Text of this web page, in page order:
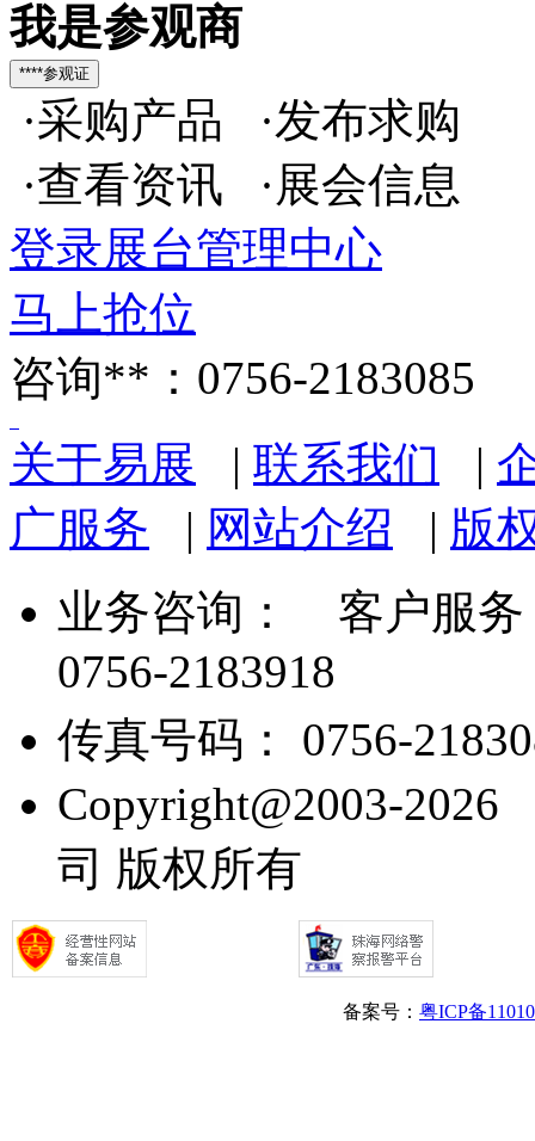
我是参观商
·采购产品 ·发布求购
·查看资讯 ·展会信息
登录展台管理中心
马上抢位
咨询**：0756-2183085
关于易展 | 联系我们 |
广服务 | 网站介绍 | 版
业务咨询：
客户服务
0756-2183918
传真号码： 0756-
Copyright@2003-
司 版权所有
备案号： 粤ICP备